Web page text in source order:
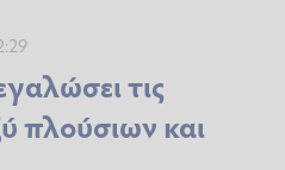
τις
πλούσιων και